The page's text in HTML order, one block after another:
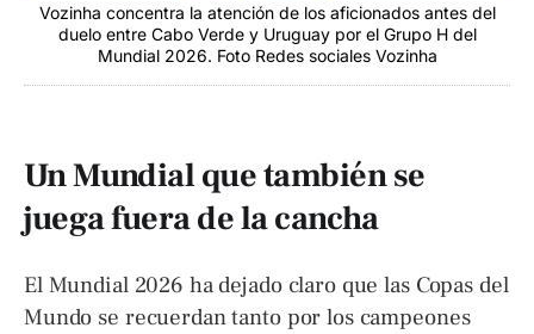
Vozinha concentra la atención de los aficionados antes del
duelo entre Cabo Verde y Uruguay por el Grupo H del
Mundial 2026. Foto Redes sociales Vozinha
Un Mundial que también se
juega fuera de la cancha
El Mundial 2026 ha dejado claro que las Copas del
Mundo se recuerdan tanto por los campeones